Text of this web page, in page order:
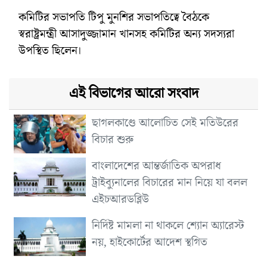
কমিটির সভাপতি টিপু মুনশির সভাপতিত্বে বৈঠকে
স্বরাষ্ট্রমন্ত্রী আসাদুজ্জামান খানসহ কমিটির অন্য সদস্যরা
উপস্থিত ছিলেন।
এই বিভাগের আরো সংবাদ
ছাগলকাণ্ডে আলোচিত সেই মতিউরের
বিচার শুরু
বাংলাদেশের আন্তর্জাতিক অপরাধ
ট্রাইব্যুনালের বিচারের মান নিয়ে যা বলল
এইচআরডব্লিউ
নির্দিষ্ট মামলা না থাকলে শ্যোন অ্যারেস্ট
নয়, হাইকোর্টের আদেশ স্থগিত